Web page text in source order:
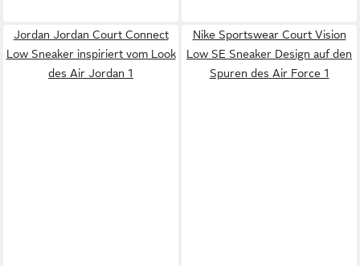
Jordan Jordan Court Connect
Low Sneaker inspiriert vom Look
des Air Jordan 1
Nike Sportswear Court Vision
Low SE Sneaker Design auf den
Spuren des Air Force 1